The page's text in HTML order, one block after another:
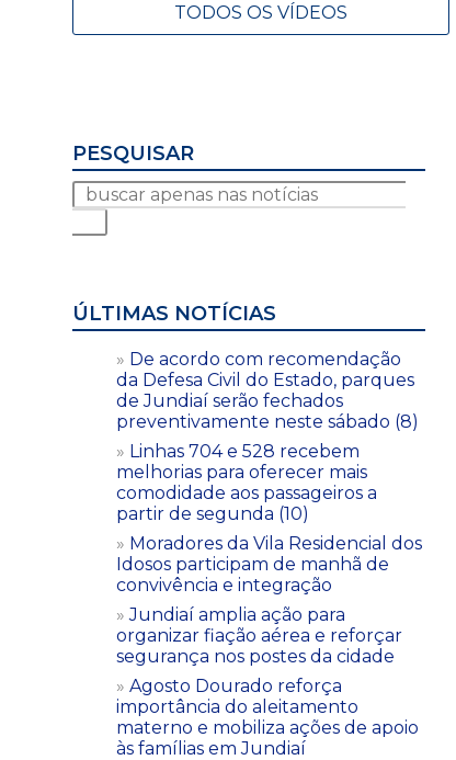
TODOS OS VÍDEOS
PESQUISAR
ÚLTIMAS NOTÍCIAS
De acordo com recomendação
da Defesa Civil do Estado, parques
de Jundiaí serão fechados
preventivamente neste sábado (8)
Linhas 704 e 528 recebem
melhorias para oferecer mais
comodidade aos passageiros a
partir de segunda (10)
Moradores da Vila Residencial dos
Idosos participam de manhã de
convivência e integração
Jundiaí amplia ação para
organizar fiação aérea e reforçar
segurança nos postes da cidade
Agosto Dourado reforça
importância do aleitamento
materno e mobiliza ações de apoio
às famílias em Jundiaí